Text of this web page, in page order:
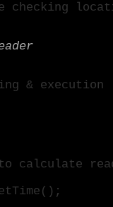
checking
& execution
calculate